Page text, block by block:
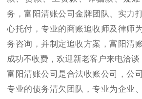
务，富阳清账公司金牌团队、实力
心托付，专业的商账追收师及律师
务咨询，并制定追收方案，富阳清
成功不收费，欢迎新老客户来电洽谈
富阳清账公司是合法收账公司，公
专业的债务清欠团队，专业为企业